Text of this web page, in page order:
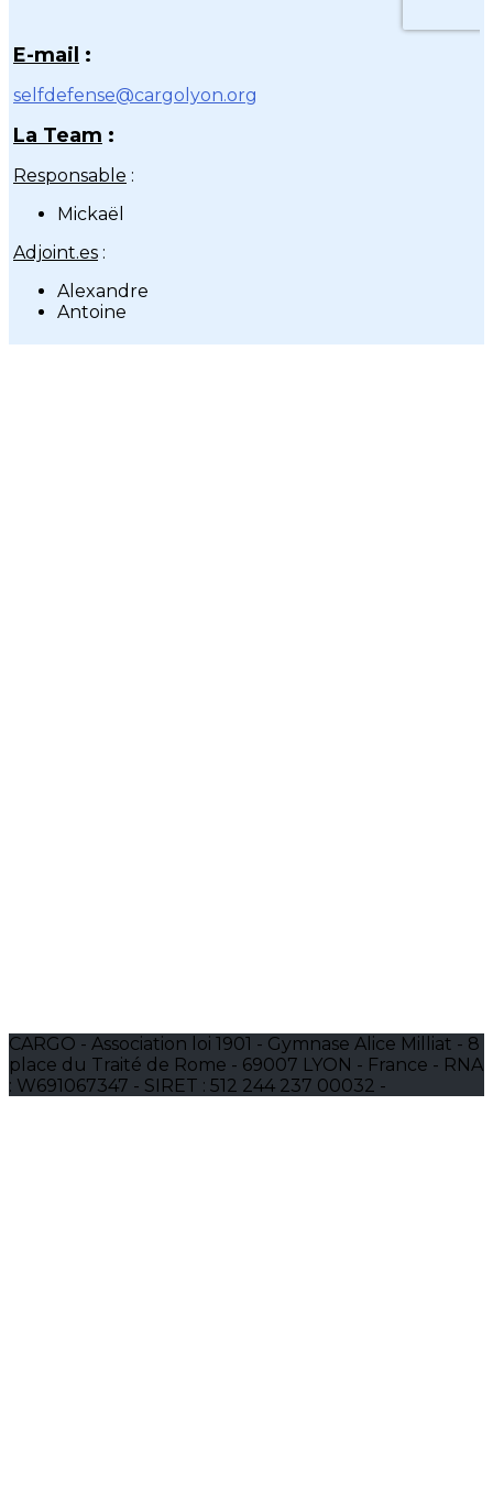
E-mail :
selfdefense@cargolyon.org
La Team :
Responsable :
Mickaël
Adjoint.es :
Alexandre
Antoine
CARGO - Association loi 1901 - Gymnase Alice Milliat - 8
place du Traité de Rome - 69007 LYON - France - RNA
: W691067347 - SIRET : 512 244 237 00032 -